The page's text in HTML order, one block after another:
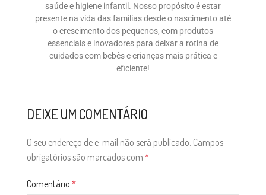
saúde e higiene infantil. Nosso propósito é estar
presente na vida das famílias desde o nascimento até
o crescimento dos pequenos, com produtos
essenciais e inovadores para deixar a rotina de
cuidados com bebês e crianças mais prática e
eficiente!
DEIXE UM COMENTÁRIO
O seu endereço de e-mail não será publicado. Campos
obrigatórios são marcados com *
Comentário *